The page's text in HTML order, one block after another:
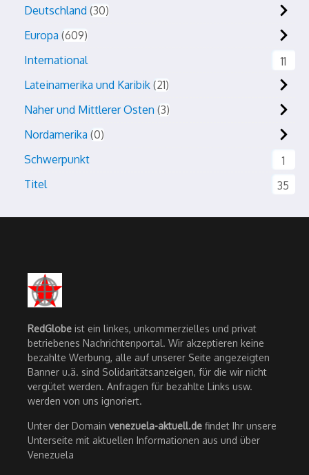
Deutschland 30
Europa 609
International
11
Lateinamerika und Karibik 21
Naher und Mittlerer Osten 3
Nordamerika 0
Schwerpunkt
1
Titel
35
RedGlobe ist ein linkes, unkommerzielles und privat
betriebenes Nachrichtenportal. Wir akzeptieren keine
bezahlte Werbung, alle auf unserer Seite angezeigten
Banner u.ä. sind Solidaritätsanzeigen, für die wir nicht
vergütet werden. Anfragen für bezahlte Links usw.
werden von uns ignoriert.
Unter der Domain venezuela-aktuell.de findet Ihr unsere
Unterseite mit aktuellen Informationen aus und über
Venezuela